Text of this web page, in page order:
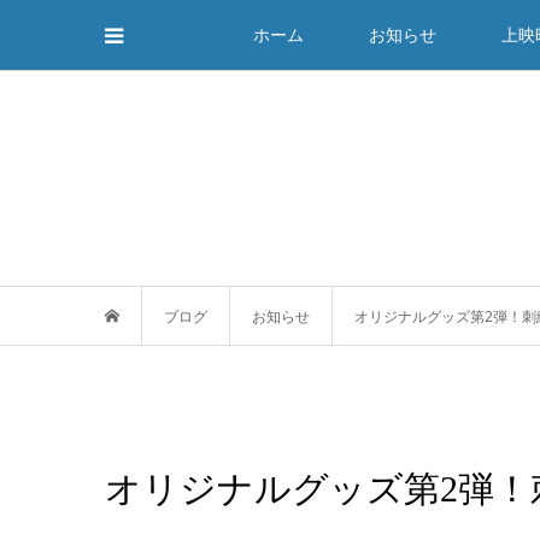
ホーム お知らせ 上映
ブログ お知らせ オリジナルグッズ第2弾！
オリジナルグッズ第2弾